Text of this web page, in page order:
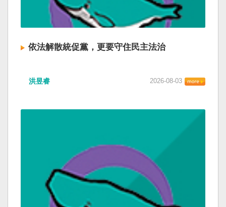
依法解散統促黨，更要守住民主法治
洪昱睿 2026-08-03